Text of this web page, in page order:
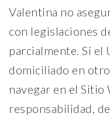
Valentina no
con legislaciones
parcialmente. Si el
domiciliado en
navegar en el Sitio
responsabilidad,